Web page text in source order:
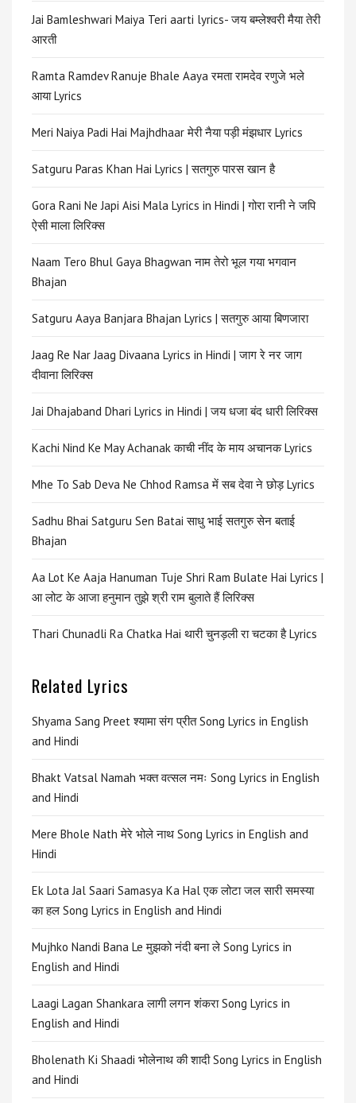
Jai Bamleshwari Maiya Teri aarti lyrics- जय बम्लेश्वरी मैया तेरी
आरती
Ramta Ramdev Ranuje Bhale Aaya रमता रामदेव रणुजे भले
आया Lyrics
Meri Naiya Padi Hai Majhdhaar मेरी नैया पड़ी मंझधार Lyrics
Satguru Paras Khan Hai Lyrics | सतगुरु पारस खान है
Gora Rani Ne Japi Aisi Mala Lyrics in Hindi | गोरा रानी ने जपि
ऐसी माला लिरिक्स
Naam Tero Bhul Gaya Bhagwan नाम तेरो भूल गया भगवान
Bhajan
Satguru Aaya Banjara Bhajan Lyrics | सतगुरु आया बिणजारा
Jaag Re Nar Jaag Divaana Lyrics in Hindi | जाग रे नर जाग
दीवाना लिरिक्स
Jai Dhajaband Dhari Lyrics in Hindi | जय धजा बंद धारी लिरिक्स
Kachi Nind Ke May Achanak काची नींद के माय अचानक Lyrics
Mhe To Sab Deva Ne Chhod Ramsa में सब देवा ने छोड़ Lyrics
Sadhu Bhai Satguru Sen Batai साधु भाई सतगुरु सेन बताई
Bhajan
Aa Lot Ke Aaja Hanuman Tuje Shri Ram Bulate Hai Lyrics |
आ लोट के आजा हनुमान तुझे श्री राम बुलाते हैं लिरिक्स
Thari Chunadli Ra Chatka Hai थारी चुनड़ली रा चटका है Lyrics
Related Lyrics
Shyama Sang Preet श्यामा संग प्रीत Song Lyrics in English
and Hindi
Bhakt Vatsal Namah भक्त वत्सल नमः Song Lyrics in English
and Hindi
Mere Bhole Nath मेरे भोले नाथ Song Lyrics in English and
Hindi
Ek Lota Jal Saari Samasya Ka Hal एक लोटा जल सारी समस्या
का हल Song Lyrics in English and Hindi
Mujhko Nandi Bana Le मुझको नंदी बना ले Song Lyrics in
English and Hindi
Laagi Lagan Shankara लागी लगन शंकरा Song Lyrics in
English and Hindi
Bholenath Ki Shaadi भोलेनाथ की शादी Song Lyrics in English
and Hindi